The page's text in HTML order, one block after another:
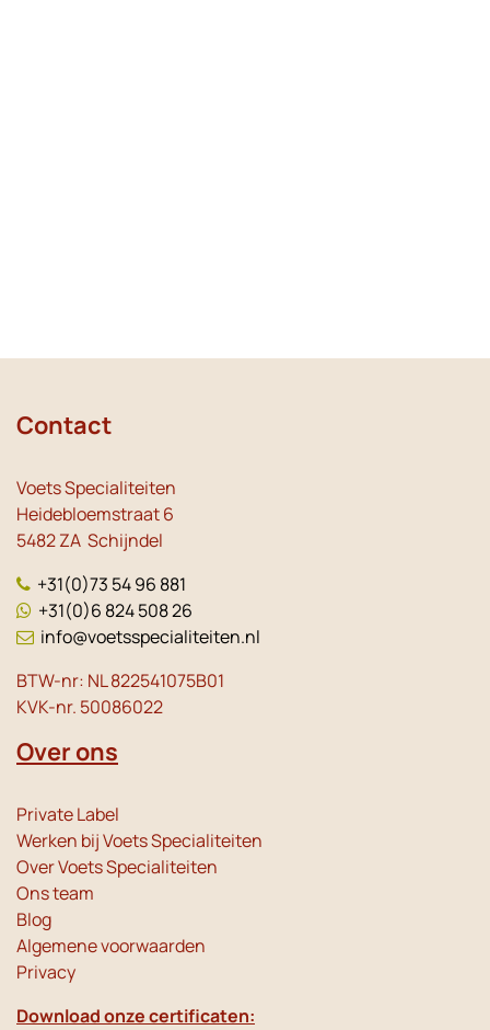
Contact
Voets Specialiteiten
Heidebloemstraat 6
5482 ZA Schijndel
+31(0)73 54 96 881
+31(0)6 824 508 26
info@voetsspecialiteiten.nl
BTW-nr: NL 822541075B01
KVK-nr. 50086022
Over ons
Private Label
Werken bij Voets Specialiteiten
Over Voets Specialiteiten
Ons team
Blog
Algemene voorwaarden
Privacy
Download onze certificaten: